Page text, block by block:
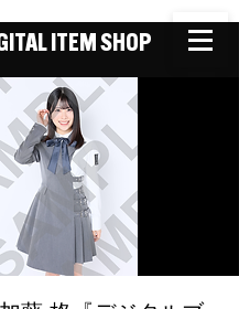
ITEM SHOP